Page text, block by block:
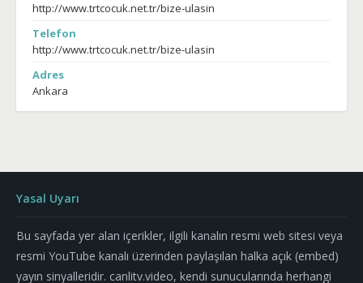
http://www.trtcocuk.net.tr/bize-ulasin
Telefon
http://www.trtcocuk.net.tr/bize-ulasin
Adres
Ankara
Yasal Uyarı
Bu sayfada yer alan içerikler, ilgili kanalın resmi web sitesi veya
resmi YouTube kanalı üzerinden paylaşılan halka açık (embed)
yayın sinyalleridir. canlitv.video, kendi sunucularında herhangi